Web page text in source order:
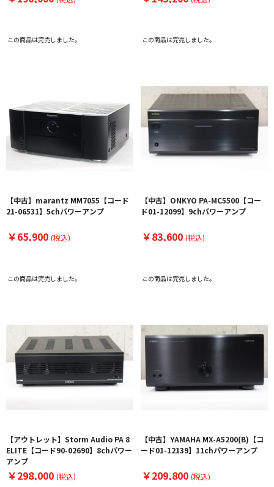
この商品は完売しました。 この商品は完売しました。
【中古】marantz MM7055【コード
21-06531】5chパワーアンプ
￥65,900 (税込)
この商品は完売しました。
【中古】ONKYO PA-MC5500【コー
ド01-12099】9chパワーアンプ
￥83,600 (税込)
この商品は完売しました。
【アウトレット】Storm Audio PA 8
ELITE【コード90-02690】8chパワー
アンプ
￥298,000 (税込)
【中古】YAMAHA MX-A5200(B)【コ
ード01-12139】11chパワーアンプ
￥209,800 (税込)